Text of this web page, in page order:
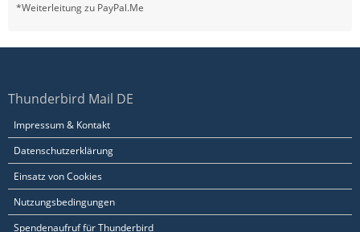
*Weiterleitung zu PayPal.Me
Thunderbird Mail DE
Impressum & Kontakt
Datenschutzerklärung
Einsatz von Cookies
Nutzungsbedingungen
Spendenaufruf für Thunderbird